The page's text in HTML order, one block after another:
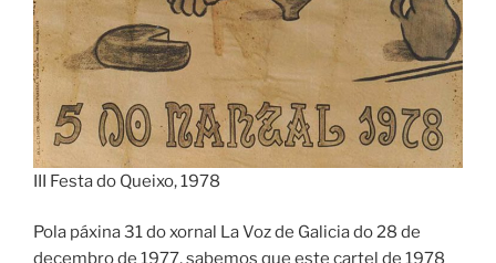
III Festa do Queixo, 1978
Pola páxina 31 do xornal La Voz de Galicia do 28 de
decembro de 1977, sabemos que este cartel de 1978